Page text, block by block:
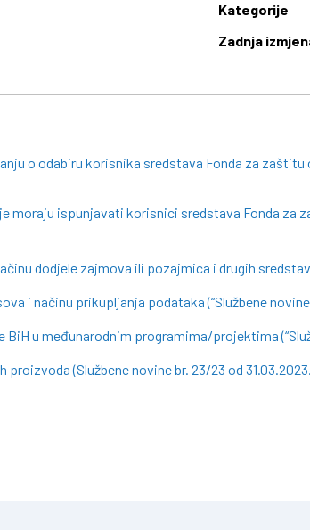
Kategorije
Zadnja
o odabiru korisnika sredstava Fonda za zaštitu
moraju ispunjavati korisnici sredstava Fonda za
dodjele zajmova ili pozajmica i drugih
i načinu prikupljanja podataka (“Službene novine
u međunarodnim programima/projektima
(Službene novine br. 23/23 od